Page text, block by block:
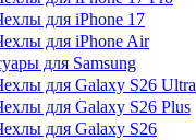
для iPhone 17
для iPhone Air
для Samsung
для Galaxy S26 Ultra
для Galaxy S26 Plus
для Galaxy S26